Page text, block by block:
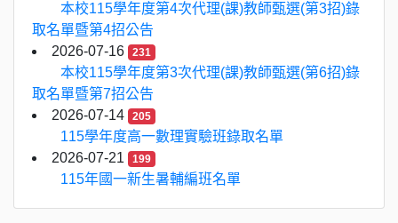
本校115學年度第4次代理(課)教師甄選(第3招)錄
取名單暨第4招公告
2026-07-16
231
本校115學年度第3次代理(課)教師甄選(第6招)錄
取名單暨第7招公告
2026-07-14
205
115學年度高一數理實驗班錄取名單
2026-07-21
199
115年國一新生暑輔編班名單